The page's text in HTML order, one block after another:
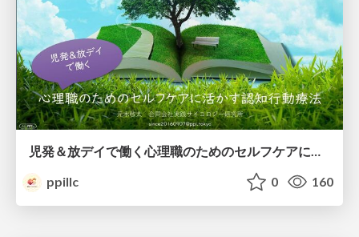
児発＆放デイで働く心理職のためのセルフケアに活かす認知行動療法
ppillc
0 160